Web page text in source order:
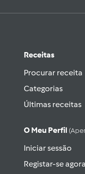
Receitas
Procurar receita
Categorias
Últimas receitas
O Meu Perfil
Iniciar sessão
Registar-se